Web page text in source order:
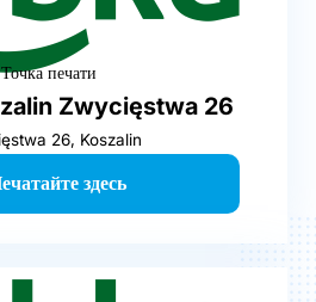
Точка печати
Zwycięstwa 26
26, Koszalin
здесь